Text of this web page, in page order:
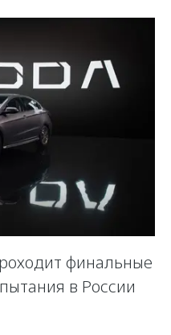
финальные
в России